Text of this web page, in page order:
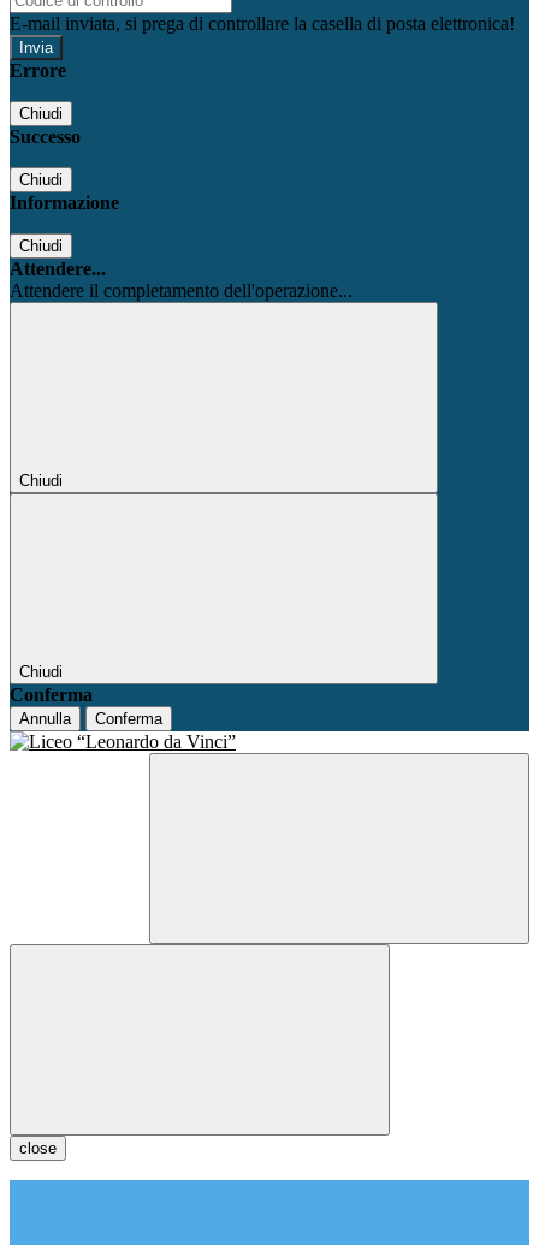
E-mail inviata, si prega di controllare la casella di posta elettronica!
Errore
Chiudi
Successo
Chiudi
Informazione
Chiudi
Attendere...
Attendere il completamento dell'operazione...
Chiudi
Chiudi
Conferma
Annulla Conferma
close